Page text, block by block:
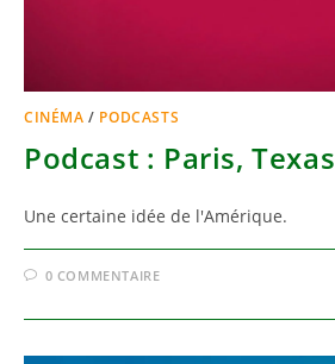
CINÉMA / PODCASTS
Podcast : Paris, Texas
Une certaine idée de l'Amérique.
0 COMMENTAIRE